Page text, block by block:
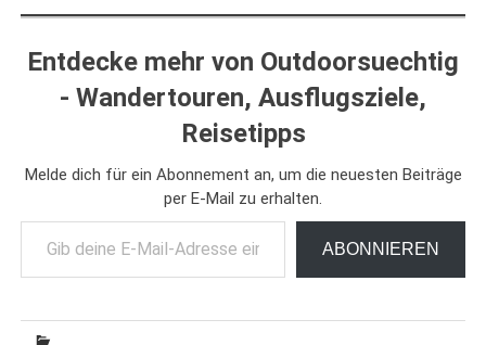
Entdecke mehr von Outdoorsuechtig
- Wandertouren, Ausflugsziele,
Reisetipps
Melde dich für ein Abonnement an, um die neuesten Beiträge
per E-Mail zu erhalten.
Gib deine E-Mail-Adresse ein ...
ABONNIEREN